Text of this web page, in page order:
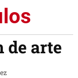
de arte